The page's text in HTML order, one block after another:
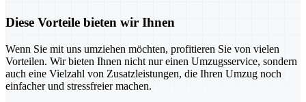
Diese Vorteile bieten wir Ihnen
Wenn Sie mit uns umziehen möchten, profitieren Sie von vielen
Vorteilen. Wir bieten Ihnen nicht nur einen Umzugsservice, sondern
auch eine Vielzahl von Zusatzleistungen, die Ihren Umzug noch
einfacher und stressfreier machen.